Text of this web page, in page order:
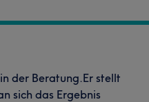
der Beratung.Er stellt
sich das Ergebnis